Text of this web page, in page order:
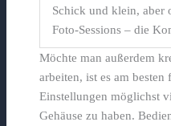
Schick und klein, aber
Foto-Sessions – die
Möchte man außerdem
arbeiten, ist es am
Einstellungen möglichst
Gehäuse zu haben.